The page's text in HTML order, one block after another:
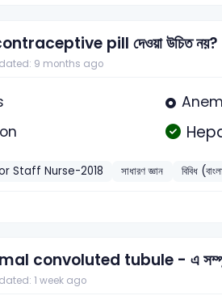
pill দেওয়া উচিত নয়?
9 months ago
Staff Nurse-2018 সাধারণ জ্ঞান বিবিধ
convoluted tubule - এ সম্পূর্ণ
1 week ago